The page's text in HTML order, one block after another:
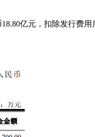
亿元，扣除发行费